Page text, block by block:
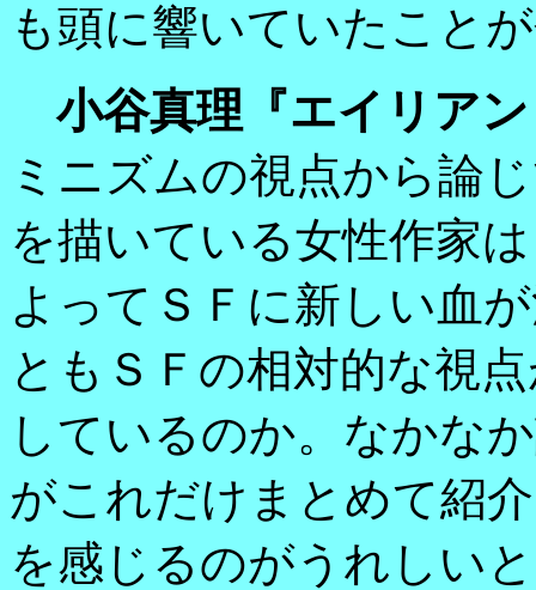
も頭に響いていたこと
小谷真理『エイリア
ミニズムの視点から論
を描いている女性作家
よってＳＦに新しい血
ともＳＦの相対的な視
しているのか。なかな
がこれだけまとめて紹
を感じるのがうれしい